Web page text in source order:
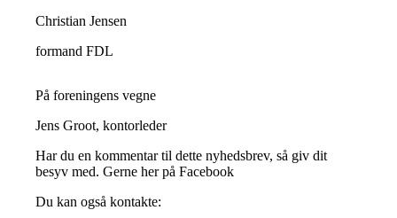
Christian Jensen
formand FDL
På foreningens vegne
Jens Groot, kontorleder
Har du en kommentar til dette nyhedsbrev, så giv dit
besyv med. Gerne her på Facebook
Du kan også kontakte: